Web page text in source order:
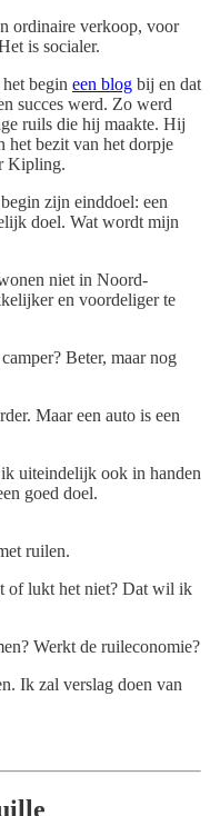
ordinaire verkoop, voor
is socialer.
begin een blog bij en dat
succes werd. Zo werd
ruils die hij maakte. Hij
bezit van het dorpje
Kipling.
zijn einddoel: een
doel. Wat wordt mijn
niet in Noord-
en voordeliger te
Beter, maar nog
Maar een auto is een
uiteindelijk ook in handen
goed doel.
ruilen.
of lukt het niet? Dat wil ik
Werkt de ruileconomie?
Ik zal verslag doen van